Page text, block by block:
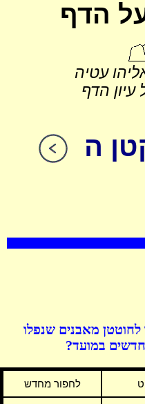
הדף
עטיה
עיון הדף
ה
מאבנים שנפלו
במועד?
לחפור מחדש